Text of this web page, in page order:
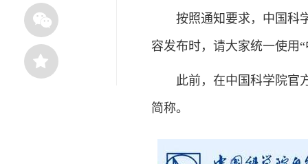
按照通知要求，中国科学
容发布时，请大家统一使用
此前，在中国科学院官方
简称。